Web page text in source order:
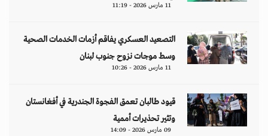
11 مارس 2026 - 11:19
التصعيد العسكري يفاقم أزمات الخدمات الصحية
وسط موجات نزوح جنوب لبنان
11 مارس 2026 - 10:26
قيود طالبان تعمق الفجوة الجندرية في أفغانستان
وتثير تحذيرات أممية
09 مارس 2026 - 14:09